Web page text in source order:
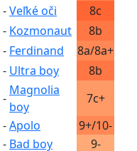
- Veľké oči 8c
- Kozmonaut 8b
- Ferdinand 8a/8a+
- Ultra boy 8b
-
Magnolia
boy
7c+
- Apolo 9+/10-
- Bad boy 9-